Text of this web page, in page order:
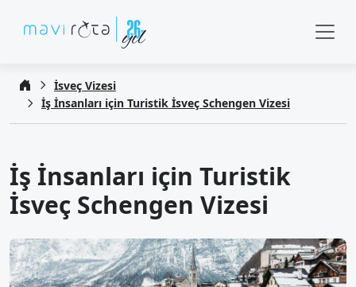
İsveç Vizesi
İş İnsanları için Turistik İsveç Schengen Vizesi
İş İnsanları için Turistik
İsveç Schengen Vizesi